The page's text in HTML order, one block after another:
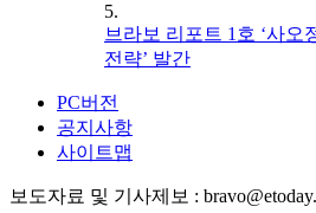
5.
브라보 리포트 1호 ‘사오
전략’ 발간
PC버전
공지사항
사이트맵
보도자료 및 기사제보 :